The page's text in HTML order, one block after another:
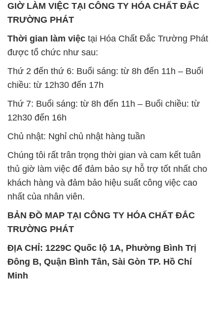
GIỜ LÀM VIỆC TẠI CÔNG TY HÓA CHẤT ĐẮC
TRƯỜNG PHÁT
Thời gian làm việc tại Hóa Chất Đắc Trường Phát
được tổ chức như sau:
Thứ 2 đến thứ 6: Buổi sáng: từ 8h đến 11h – Buổi
chiều: từ 12h30 đến 17h
Thứ 7: Buổi sáng: từ 8h đến 11h – Buổi chiều: từ
12h30 đến 16h
Chủ nhật: Nghỉ chủ nhật hàng tuần
Chúng tôi rất trân trọng thời gian và cam kết tuân
thủ giờ làm việc để đảm bảo sự hỗ trợ tốt nhất cho
khách hàng và đảm bảo hiệu suất công việc cao
nhất của nhân viên.
BẢN ĐỒ MAP TẠI CÔNG TY HÓA CHẤT ĐẮC
TRƯỜNG PHÁT
ĐỊA CHỈ: 1229C Quốc lộ 1A, Phường Bình Trị
Đông B, Quận Bình Tân, Sài Gòn TP. Hồ Chí
Minh